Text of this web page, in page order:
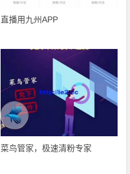
直播用九州APP
菜鸟管家，极速清粉专家